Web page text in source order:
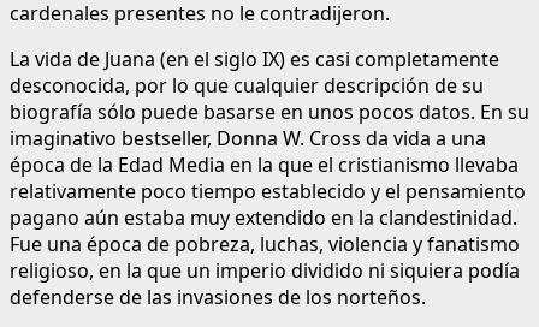
cardenales presentes no le contradijeron.
La vida de Juana (en el siglo IX) es casi completamente
desconocida, por lo que cualquier descripción de su
biografía sólo puede basarse en unos pocos datos. En su
imaginativo bestseller, Donna W. Cross da vida a una
época de la Edad Media en la que el cristianismo llevaba
relativamente poco tiempo establecido y el pensamiento
pagano aún estaba muy extendido en la clandestinidad.
Fue una época de pobreza, luchas, violencia y fanatismo
religioso, en la que un imperio dividido ni siquiera podía
defenderse de las invasiones de los norteños.